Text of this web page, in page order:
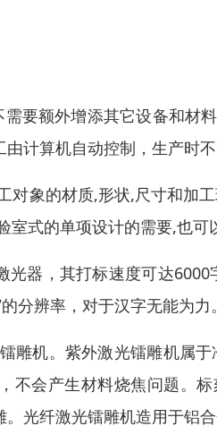
要额外增添其它设备和材
计算机自动控制，生产时不
对象的材质,形状,尺寸和加
式的单项设计的需要,也可
光器，其打标速度可达
分辨率，对于汉字无能为力。
雕机。紫外激光镭雕机属
不会产生材料烧焦问题。
光纤激光镭雕机造用于铝